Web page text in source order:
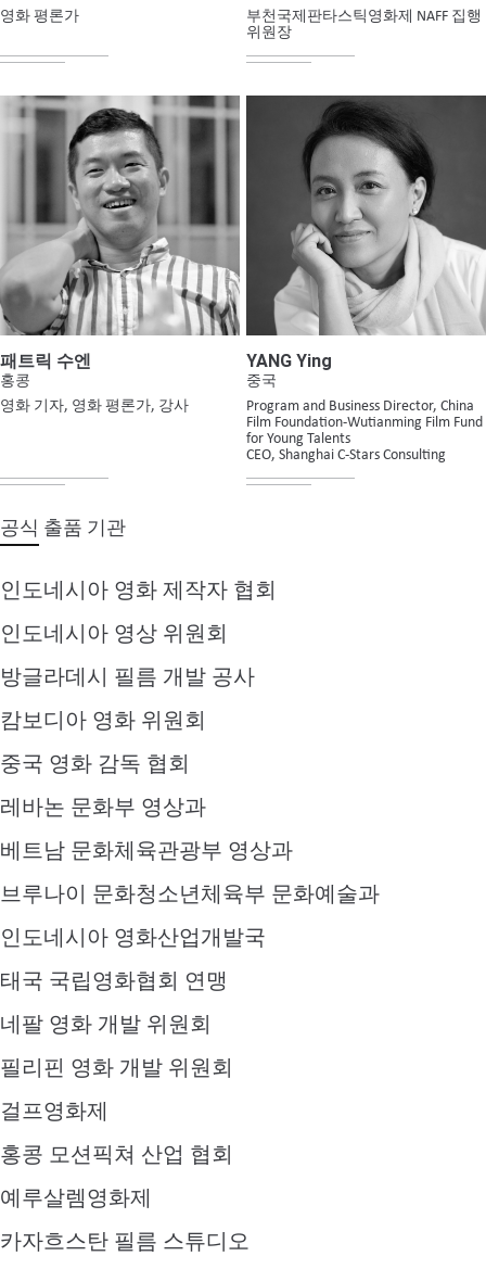
영화 평론가
부천국제판타스틱영화제 NAFF 집행
위원장
패트릭 수엔
홍콩
영화 기자, 영화 평론가, 강사
YANG Ying
중국
Program and Business Director, China
Film Foundation-Wutianming Film Fund
for Young Talents
CEO, Shanghai C-Stars Consulting
공식 출품 기관
인도네시아 영화 제작자 협회
인도네시아 영상 위원회
방글라데시 필름 개발 공사
캄보디아 영화 위원회
중국 영화 감독 협회
레바논 문화부 영상과
베트남 문화체육관광부 영상과
브루나이 문화청소년체육부 문화예술과
인도네시아 영화산업개발국
태국 국립영화협회 연맹
네팔 영화 개발 위원회
필리핀 영화 개발 위원회
걸프영화제
홍콩 모션픽쳐 산업 협회
예루살렘영화제
카자흐스탄 필름 스튜디오